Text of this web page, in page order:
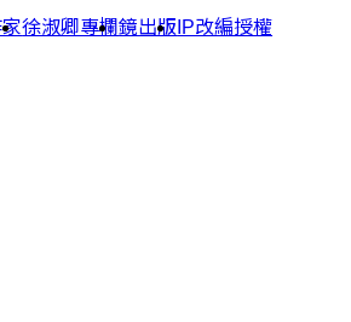
徐淑卿專欄鏡出版 IP改編授權